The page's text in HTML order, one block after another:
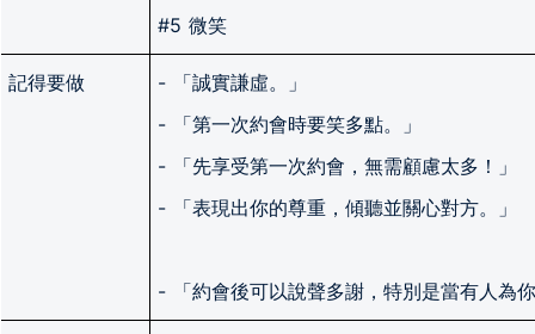
#5 微笑
記得要做
- 「誠實謙虛。」
- 「第一次約會時要笑多點。」
- 「先享受第一次約會，無需顧慮太多！」
- 「表現出你的尊重，傾聽並關心對方。」
- 「約會後可以說聲多謝，特別是當有人為